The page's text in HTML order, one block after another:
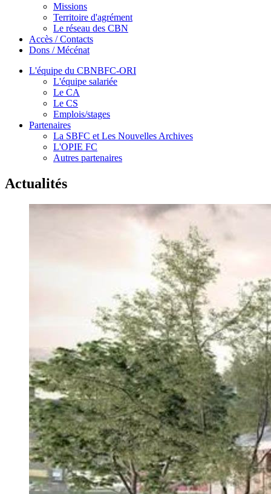
Missions
Territoire d'agrément
Le réseau des CBN
Accès / Contacts
Dons / Mécénat
L'équipe du CBNBFC-ORI
L'équipe salariée
Le CA
Le CS
Emplois/stages
Partenaires
La SBFC et Les Nouvelles Archives
L'OPIE FC
Autres partenaires
Actualités